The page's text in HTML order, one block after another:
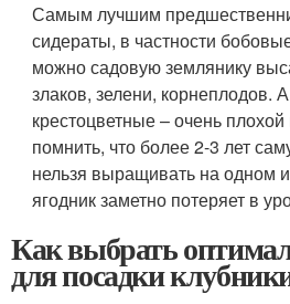
Самым лучшим
сидераты, в частности
можно садовую землянику
злаков, зелени, корнеплодов.
крестоцветные – очень
помнить, что более 2-3 лет
нельзя выращивать на одном
ягодник заметно потеряет в
Как выбрать
для посадки